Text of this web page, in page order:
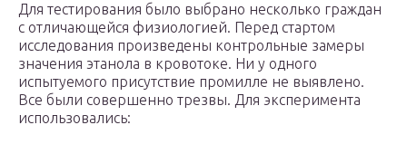
Для тестирования было выбрано несколько граждан
с отличающейся физиологией. Перед стартом
исследования произведены контрольные замеры
значения этанола в кровотоке. Ни у одного
испытуемого присутствие промилле не выявлено.
Все были совершенно трезвы. Для эксперимента
использовались: